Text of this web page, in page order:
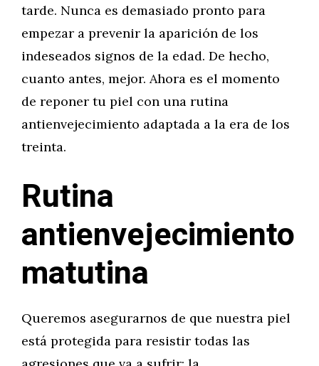
tarde. Nunca es demasiado pronto para
empezar a prevenir la aparición de los
indeseados signos de la edad. De hecho,
cuanto antes, mejor. Ahora es el momento
de reponer tu piel con una rutina
antienvejecimiento adaptada a la era de los
treinta.
Rutina
antienvejecimiento
matutina
Queremos asegurarnos de que nuestra piel
está protegida para resistir todas las